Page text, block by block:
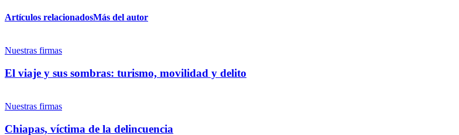
Artículos relacionadosMás del autor
Nuestras firmas
El viaje y sus sombras: turismo, movilidad y delito
Nuestras firmas
Chiapas, víctima de la delincuencia